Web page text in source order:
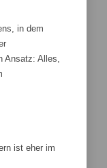
in dem
Ansatz: Alles,
ist eher im